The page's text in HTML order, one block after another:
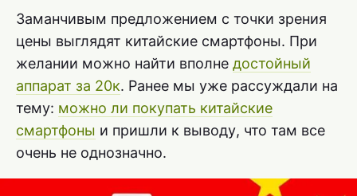
Заманчивым предложением с точки зрения
цены выглядят китайские смартфоны. При
желании можно найти вполне достойный
аппарат за 20к. Ранее мы уже рассуждали на
тему: можно ли покупать китайские
смартфоны и пришли к выводу, что там все
очень не однозначно.